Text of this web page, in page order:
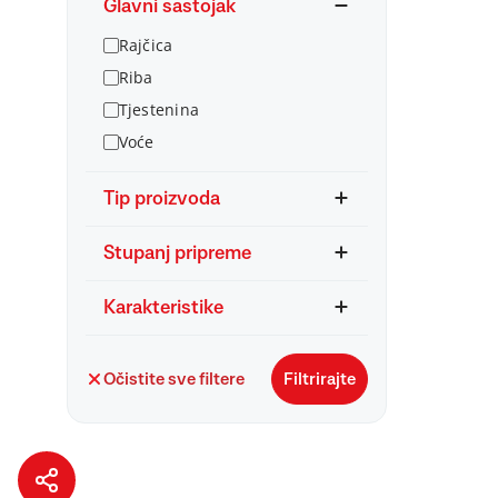
Glavni sastojak
Rajčica
Riba
Tjestenina
Voće
Tip proizvoda
Stupanj pripreme
Karakteristike
Očistite sve filtere Filtrirajte